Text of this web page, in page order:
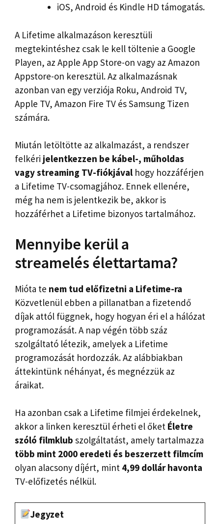
iOS, Android és Kindle HD támogatás.
A Lifetime alkalmazáson keresztüli
megtekintéshez csak le kell töltenie a Google
Playen, az Apple App Store-on vagy az Amazon
Appstore-on keresztül. Az alkalmazásnak
azonban van egy verziója Roku, Android TV,
Apple TV, Amazon Fire TV és Samsung Tizen
számára.
Miután letöltötte az alkalmazást, a rendszer
felkéri jelentkezzen be kábel-, műholdas
vagy streaming TV-fiókjával hogy hozzáférjen
a Lifetime TV-csomagjához. Ennek ellenére,
még ha nem is jelentkezik be, akkor is
hozzáférhet a Lifetime bizonyos tartalmához.
Mennyibe kerül a
streamelés élettartama?
Mióta te nem tud előfizetni a Lifetime-ra
Közvetlenül ebben a pillanatban a fizetendő
díjak attól függnek, hogy hogyan éri el a hálózat
programozását. A nap végén több száz
szolgáltató létezik, amelyek a Lifetime
programozását hordozzák. Az alábbiakban
áttekintünk néhányat, és megnézzük az
áraikat.
Ha azonban csak a Lifetime filmjei érdekelnek,
akkor a linken keresztül érheti el őket Életre
szóló filmklub szolgáltatást, amely tartalmazza
több mint 2000 eredeti és beszerzett filmcím
olyan alacsony díjért, mint 4,99 dollár havonta
TV-előfizetés nélkül.
Jegyzet